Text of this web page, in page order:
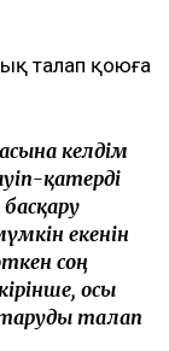
талап қоюға
келдім
қатерді
екенін
соң
осы
талап